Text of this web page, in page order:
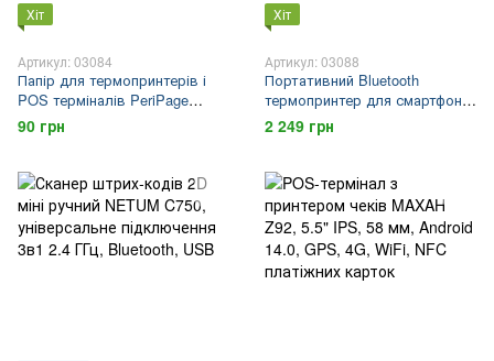
Хіт
Артикул: 03084
Папір для термопринтерів і
POS терміналів PeriPage
PAPER POS MACHINE, рулон
58 х 40 мм, білий
90 грн
Хіт
Артикул: 03088
Портативний Bluetooth
термопринтер для смартфона
PeriPage GZM5811, 203dpi
2 249 грн